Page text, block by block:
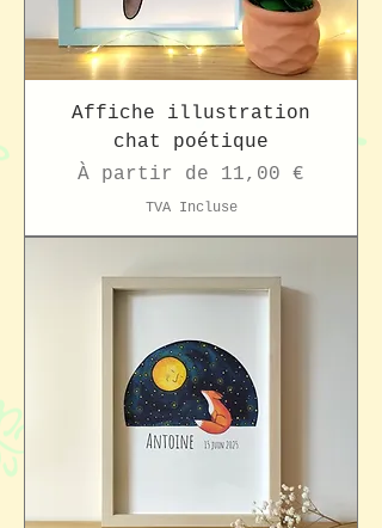
Affiche illustration
chat poétique
À partir de 11,00 €
Prix promotionnel
TVA Incluse